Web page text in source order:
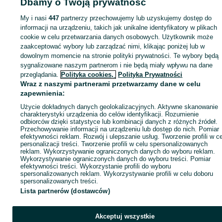
Zaloguj się lub załóż konto na OLX, aby skontaktować się z
sprzedającym
Zaloguj się / Załóż konto
Dbamy o Twoją prywatność
My i nasi447 partnerzy przechowujemy lub uzyskujemy dostęp do
informacji na urządzeniu, takich jak unikalne identyfikatory w plikach
cookie w celu przetwarzania danych osobowych. Użytkownik może
zaakceptować wybory lub zarządzać nimi, klikając poniżej lub w
dowolnym momencie na stronie polityki prywatności. Te wybory będą
sygnalizowane naszym partnerom i nie będą miały wpływu na dane
przeglądania. Polityka cookies, Polityka Prywatności
Wraz z naszymi partnerami przetwarzamy dane w celu
zapewnienia:
Użycie dokładnych danych geolokalizacyjnych. Aktywne skanowanie
charakterystyki urządzenia do celów identyfikacji. Rozumienie
odbiorców dzięki statystyce lub kombinacji danych z różnych źródeł.
Przechowywanie informacji na urządzeniu lub dostęp do nich. Pomiar
efektywności reklam. Rozwój i ulepszanie usług. Tworzenie profili w
personalizacji treści. Tworzenie profili w celu spersonalizowanych
reklam. Wykorzystywanie ograniczonych danych do wyboru reklam.
Wykorzystywanie ograniczonych danych do wyboru treści. Pomiar
efektywności treści. Wykorzystanie profili do wyboru
spersonalizowanych reklam. Wykorzystywanie profili w celu doboru
spersonalizowanych treści.
Lista partnerów (dostawców)
Akceptuj wszystkie